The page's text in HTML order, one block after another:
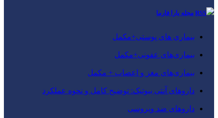
مجله یارا فارما
بیماری‌ های پوستی+مکمل
بیماری‌های عفونی+مکمل
بیماری‌های مغز و اعصاب + مکمل
داروهای آنتی‌ بیوتیک: توضیح کامل و نحوه عملکرد
داروهای ضد ویروسی